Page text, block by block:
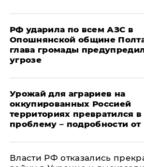
РФ ударила по всем АЗС в
Опошнянской общине
глава громады
угрозе
Урожай для аграриев на
оккупированных Россией
территориях превратился в
проблему – подробности
Власти РФ отказались